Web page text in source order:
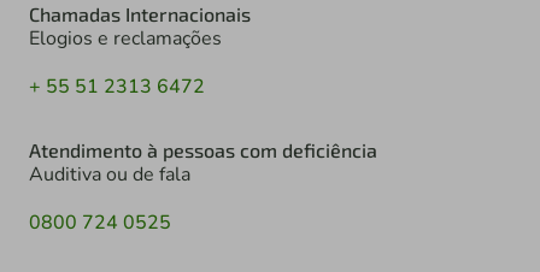
Chamadas Internacionais
Elogios e reclamações
+ 55 51 2313 6472
Atendimento à pessoas com deficiência
Auditiva ou de fala
0800 724 0525